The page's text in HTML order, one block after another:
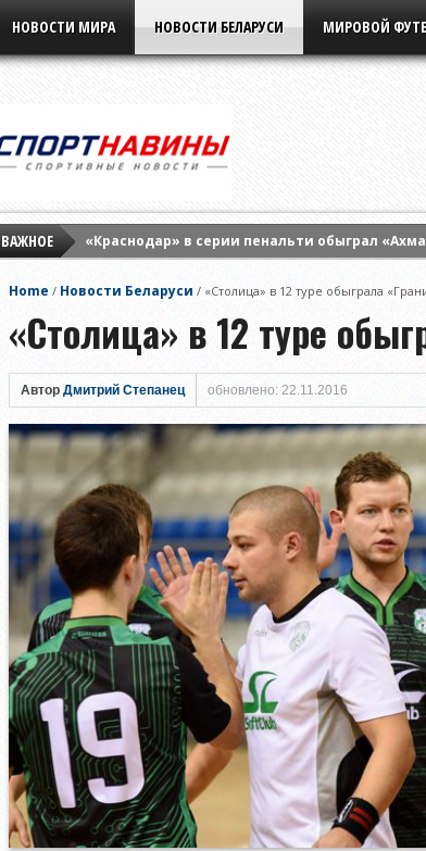
НОВОСТИ МИРА НОВОСТИ БЕЛАРУСИ МИРОВОЙ
ВАЖНОЕ
«Краснодар» в серии пенальти обыграл
Home / Новости Беларуси / «Столица» в 12 туре обыграла
«Столица» в 12 туре
Автор Дмитрий Степанец обновлено: 22.11.2016